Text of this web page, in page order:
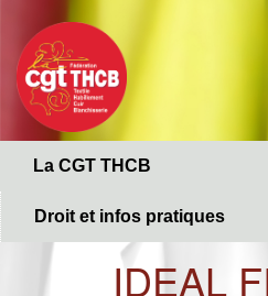
contenu
principal
La CGT THCB
Droit et infos pratiques
IDEAL